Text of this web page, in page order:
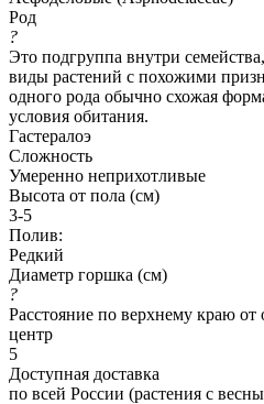
Род
?
Это подгруппа внутри
виды растений с похожими
одного рода обычно схожая
условия обитания.
Гастералоэ
Сложность
Умеренно неприхотливые
Высота от пола (см)
3-5
Полив:
Редкий
Диаметр горшка (см)
?
Расстояние по верхнему краю от
центр
5
Доступная доставка
по всей России (растения с